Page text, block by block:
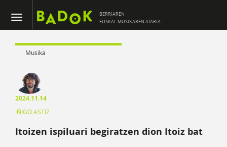
BERRIAREN
EUSKAL MUSIKAREN ATARIA
Musika
2024.11.14
IÑIGO ASTIZ
Itoizen ispiluari begiratzen dion Itoiz bat